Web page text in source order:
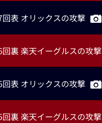
回表 オリックスの攻撃
回裏 楽天イーグルスの攻撃
回表 オリックスの攻撃
回裏 楽天イーグルスの攻撃